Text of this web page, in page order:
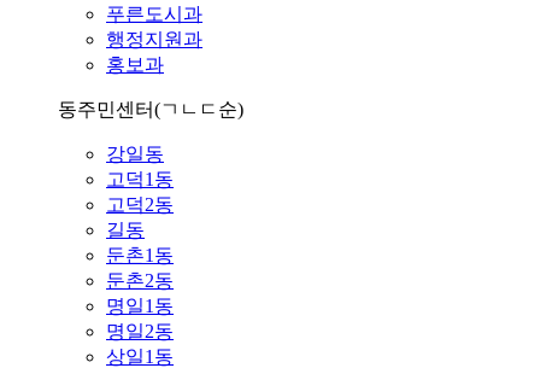
푸른도시과
행정지원과
홍보과
동주민센터(ㄱㄴㄷ순)
강일동
고덕1동
고덕2동
길동
둔촌1동
둔촌2동
명일1동
명일2동
상일1동